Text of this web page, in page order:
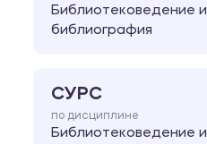
Библиотековедение и
библиография
СУРС
по дисциплине
Библиотековедение и